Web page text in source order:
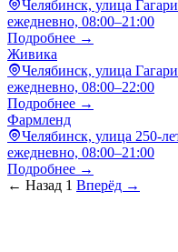
Челябинск, улица
ежедневно, 08:00–21:00
Подробнее →
Живика
Челябинск, улица
ежедневно, 08:00–22:00
Подробнее →
Фармленд
Челябинск, улица 250-
ежедневно, 08:00–21:00
Подробнее →
← Назад 1 Вперёд →